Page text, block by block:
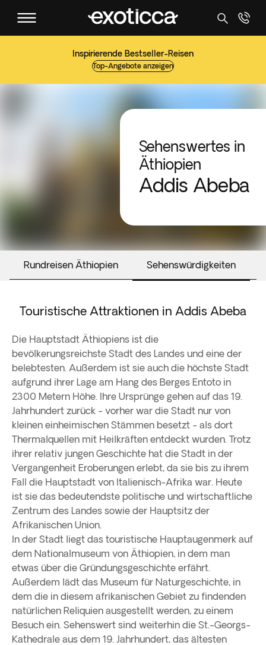
Inspirierende Bestseller-Reisen
Top-Angebote anzeigen
Sehenswertes in
Äthiopien
Addis Abeba
Rundreisen Äthiopien Sehenswürdigkeiten
Touristische Attraktionen in Addis Abeba
Die Hauptstadt Äthiopiens ist die
bevölkerungsreichste Stadt des Landes und eine der
belebtesten. Außerdem ist sie auch die höchste Stadt
aufgrund ihrer Lage am Hang des Berges Entoto in
2300 Metern Höhe. Ihre Ursprünge gehen auf das 19.
Jahrhundert zurück - vorher war die Stadt nur von
kleinen einheimischen Stämmen besetzt - als dort
Thermalquellen mit Heilkräften entdeckt wurden. Trotz
ihrer relativ jungen Geschichte hat die Stadt in der
Vergangenheit Eroberungen erlebt, da sie bis zu ihrem
Fall die Hauptstadt von Italienisch-Afrika war. Heute
ist sie das bedeutendste politische und wirtschaftliche
Zentrum des Landes sowie der Hauptsitz der
Afrikanischen Union.
In der Stadt liegt das touristische Hauptaugenmerk auf
dem Nationalmuseum von Äthiopien, in dem man
etwas über die Gründungsgeschichte erfährt.
Außerdem lädt das Museum für Naturgeschichte, in
dem die in diesem afrikanischen Gebiet zu findenden
natürlichen Reliquien ausgestellt werden, zu einem
Besuch ein. Sehenswert sind weiterhin die St.-Georgs-
Kathedrale aus dem 19. Jahrhundert, das ältesten